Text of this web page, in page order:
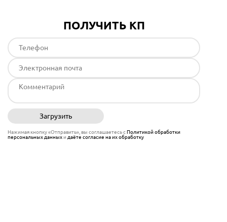
ПОЛУЧИТЬ КП
Загрузить
Нажимая кнопку «Отправить», вы соглашаетесь сПолитикой обработки
персональных данныхи даёте согласие на их обработку